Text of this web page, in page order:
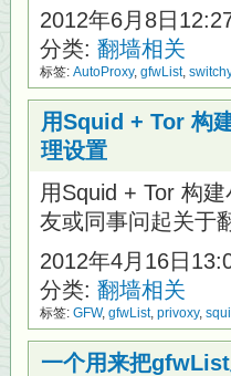
2012年6月8日
分类: 翻墙相关
标签: AutoProxy, gfwList,
用Squid + Tor 构
理设置
用Squid + Tor 构
友或同事问起关于
2012年4月16日
分类: 翻墙相关
标签: GFW, gfwList, privoxy,
一个用来把